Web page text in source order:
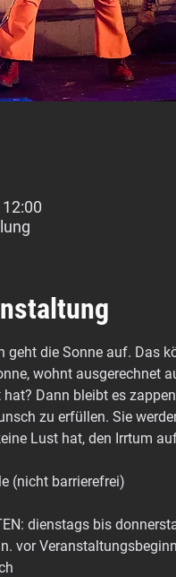
geht die Sonne auf. Das
wohnt ausgerechnet
Dann bleibt es
zu erfüllen. Sie
Lust hat, den Irrtum
(nicht barrierefrei)
dienstags bis
vor Veranstaltungsbeginn